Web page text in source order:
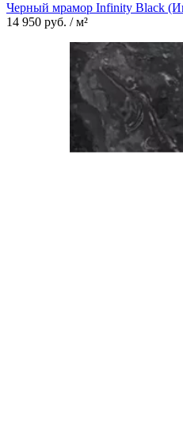
Черный мрамор Infinity Black
14 950 руб. / м²